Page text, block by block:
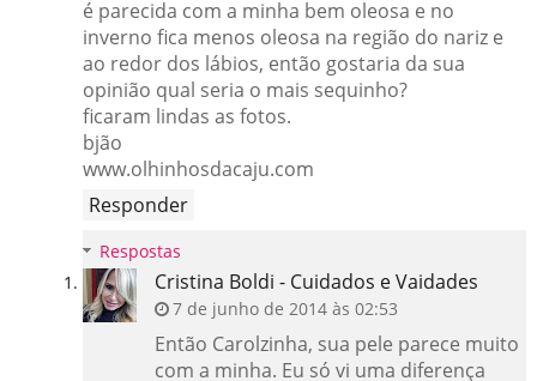
é parecida com a minha bem oleosa e no
inverno fica menos oleosa na região do nariz e
ao redor dos lábios, então gostaria da sua
opinião qual seria o mais sequinho?
ficaram lindas as fotos.
bjão
www.olhinhosdacaju.com
Responder
Respostas
Cristina Boldi - Cuidados e Vaidades
7 de junho de 2014 às 02:53
Então Carolzinha, sua pele parece muito
com a minha. Eu só vi uma diferença